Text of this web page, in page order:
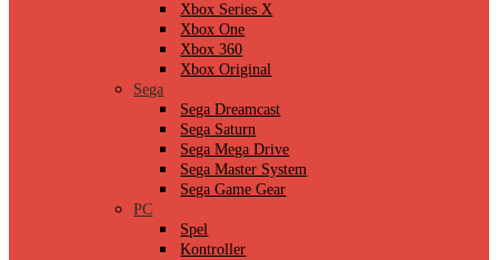
Xbox Series X
Xbox One
Xbox 360
Xbox Original
Sega
Sega Dreamcast
Sega Saturn
Sega Mega Drive
Sega Master System
Sega Game Gear
PC
Spel
Kontroller